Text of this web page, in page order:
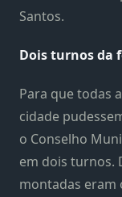
Santos.
Dois turnos da
Para que todas
cidade
o Conselho
em dois turnos.
montadas eram